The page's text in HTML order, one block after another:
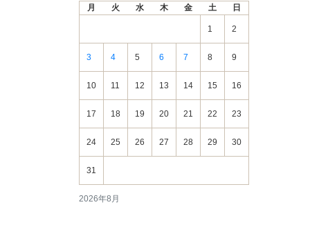
2026年8月
月 火 水 木 金 土 日
1 2
3 4 5 6 7 8 9
10 11 12 13 14 15 16
17 18 19 20 21 22 23
24 25 26 27 28 29 30
31